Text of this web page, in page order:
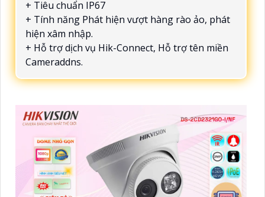
+ Tiêu chuẩn IP67
+ Tính năng Phát hiện vượt hàng rào ảo, phát
hiện xâm nhập.
+ Hỗ trợ dịch vụ Hik-Connect, Hỗ trợ tên miền
Cameraddns.